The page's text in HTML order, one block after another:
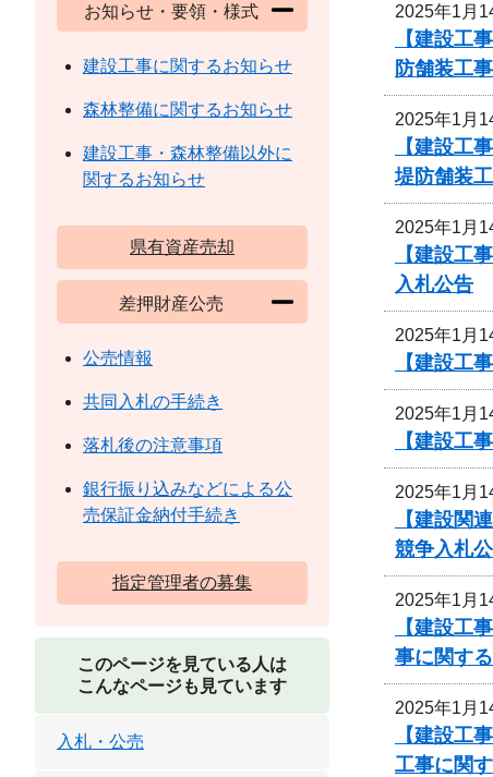
2025年1月
【建設工
防舗装工
2025年1月
【建設工
堤防舗装
2025年1月
【建設工
入札公告
2025年1月
【建設工
2025年1月
【建設工
2025年1月
【建設関
競争入札
2025年1月
【建設工
事に関す
2025年1月
【建設工
工事に関
お知らせ・要領・様式
建設工事に関するお知らせ
森林整備に関するお知らせ
建設工事・森林整備以外に
関するお知らせ
県有資産売却
差押財産公売
公売情報
共同入札の手続き
落札後の注意事項
銀行振り込みなどによる公
売保証金納付手続き
指定管理者の募集
このページを見ている人は
こんなページも見ています
入札・公売